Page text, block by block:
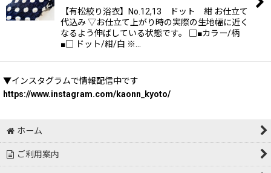
【有松絞り浴衣】No.12,13 ドット 紺 お仕立て
代込み ▽お仕立て上がり時の実際の生地幅に近く
なるよう伸ばしている状態です。 □■カラー/柄
■□ ドット/紺/白 ※…
▼インスタグラムで情報配信中です
https://www.instagram.com/kaonn_kyoto/
ホーム
ご利用案内